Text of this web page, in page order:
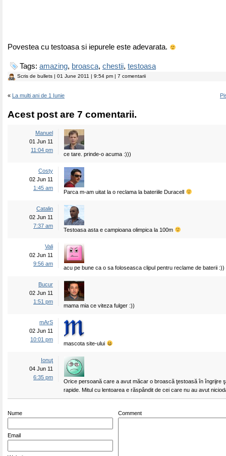
Povestea cu testoasa si iepurele este adevarata.
Tags: amazing, broasca, chestii, testoasa
Scris de bullets | 01 June 2011 | 9:54 pm | 7 comentarii
« La multi ani de 1 Iunie
Acest post are 7 comentarii.
Manuel
01 Jun 11
11:04 pm
ce tare. prinde-o acuma :)))
Costy
02 Jun 11
1:45 am
Parca m-am uitat la o reclama la bateriile Duracell
Catalin
02 Jun 11
7:37 am
Testoasa asta e campioana olimpica la 100m
Vali
02 Jun 11
9:56 am
acu pe bune ca o sa foloseasca clipul pentru reclame de baterii :))
Bucur
02 Jun 11
1:51 pm
mama mia ce viteza fulger :))
mArS
02 Jun 11
10:01 pm
mascota site-ului
Ionuţ
04 Jun 11
6:35 pm
Orice persoană care a avut măcar o broască ţestoasă în îngrijre
rapide. Mitul cu lentoarea e răspândit de cei care nu au avut
Nume
Email
Comment